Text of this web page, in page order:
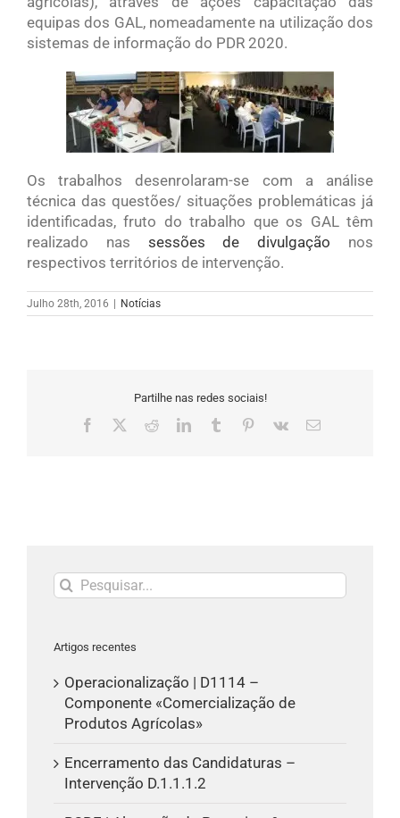
equipas dos GAL, nomeadamente na utilização dos
sistemas de informação do PDR 2020.
Os trabalhos desenrolaram-se com a análise
técnica das questões/ situações problemáticas já
identificadas, fruto do trabalho que os GAL têm
realizado nas sessões de divulgação nos
respectivos territórios de intervenção.
Julho 28th, 2016 | Notícias
Partilhe nas redes sociais!
Facebook RedditLinkedInTumblr Pinterest
Vk
Email
Pesquisar
Artigos recentes
Operacionalização | D1114 –
Componente «Comercialização de
Produtos Agrícolas»
Encerramento das Candidaturas –
Intervenção D.1.1.1.2